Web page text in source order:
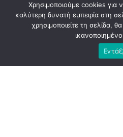
Αθηναίων υπογράμμισε ότι
διαθέσιμη και ιδιαίτερα
ελληνικές συνθήκες: τα
Κατά τους θερινούς μήνες,
το 95%
Χρησιμοποιούμε cookies για
καλύτερη δυνατή εμπειρία στη
χρησιμοποιείτε τη σελίδα,